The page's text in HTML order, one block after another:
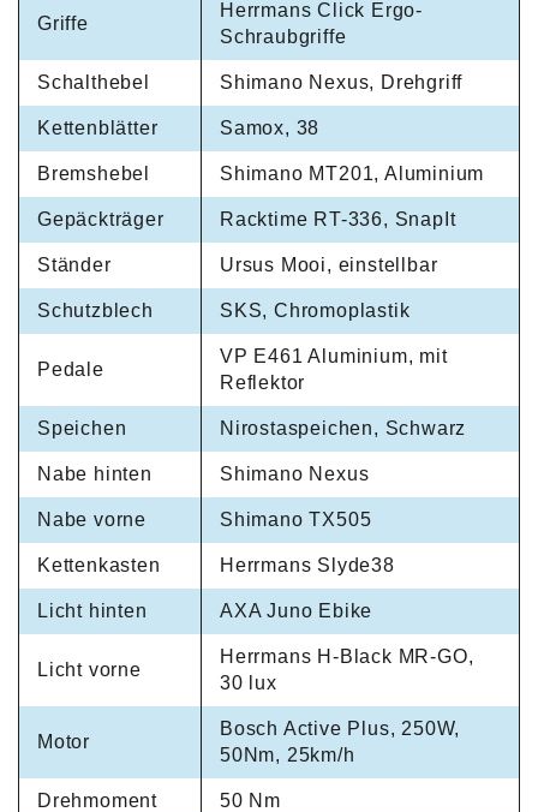
Griffe
Herrmans Click Ergo-
Schraubgriffe
Schalthebel Shimano Nexus, Drehgriff
Kettenblätter Samox, 38
Bremshebel Shimano MT201, Aluminium
Gepäckträger Racktime RT-336, SnapIt
Ständer Ursus Mooi, einstellbar
Schutzblech SKS, Chromoplastik
Pedale
VP E461 Aluminium, mit
Reflektor
Speichen Nirostaspeichen, Schwarz
Nabe hinten Shimano Nexus
Nabe vorne Shimano TX505
Kettenkasten Herrmans Slyde38
Licht hinten AXA Juno Ebike
Licht vorne
Herrmans H-Black MR-GO,
30 lux
Motor
Bosch Active Plus, 250W,
50Nm, 25km/h
Drehmoment 50 Nm